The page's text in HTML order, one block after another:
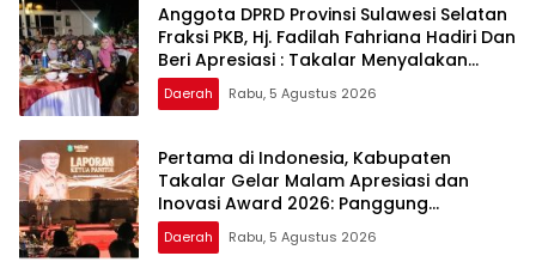
Anggota DPRD Provinsi Sulawesi Selatan
Fraksi PKB, Hj. Fadilah Fahriana Hadiri Dan
Beri Apresiasi : Takalar Menyalakan
Lentera Pengabdian Melalui Malam
Apresiasi dan Inovasi Award 2026
Daerah Rabu, 5 Agustus 2026
Pertama di Indonesia, Kabupaten
Takalar Gelar Malam Apresiasi dan
Inovasi Award 2026: Panggung
Penghargaan bagi Pelayan Publik
Berprestasi
Daerah Rabu, 5 Agustus 2026